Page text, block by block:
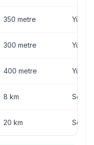
350 metre
300 metre
400 metre
8 km
20 km